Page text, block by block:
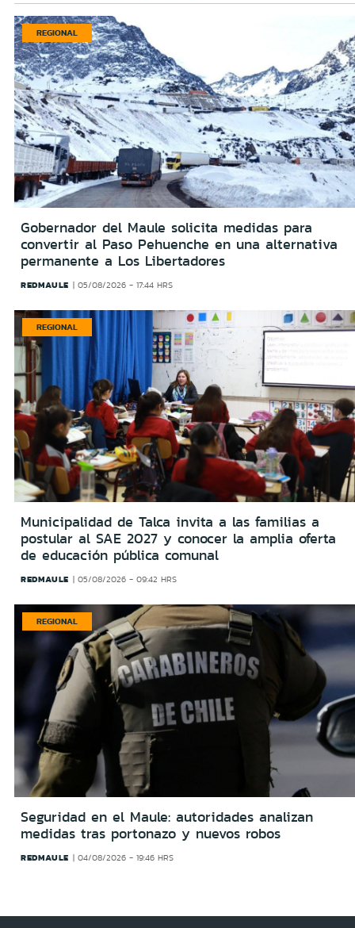
REGIONAL
Gobernador del Maule solicita medidas para
convertir al Paso Pehuenche en una alternativa
permanente a Los Libertadores
REDMAULE 05/08/2026 - 17:44 HRS
REGIONAL
Municipalidad de Talca invita a las familias a
postular al SAE 2027 y conocer la amplia oferta
de educación pública comunal
REDMAULE 05/08/2026 - 09:42 HRS
REGIONAL
Seguridad en el Maule: autoridades analizan
medidas tras portonazo y nuevos robos
REDMAULE 04/08/2026 - 19:46 HRS